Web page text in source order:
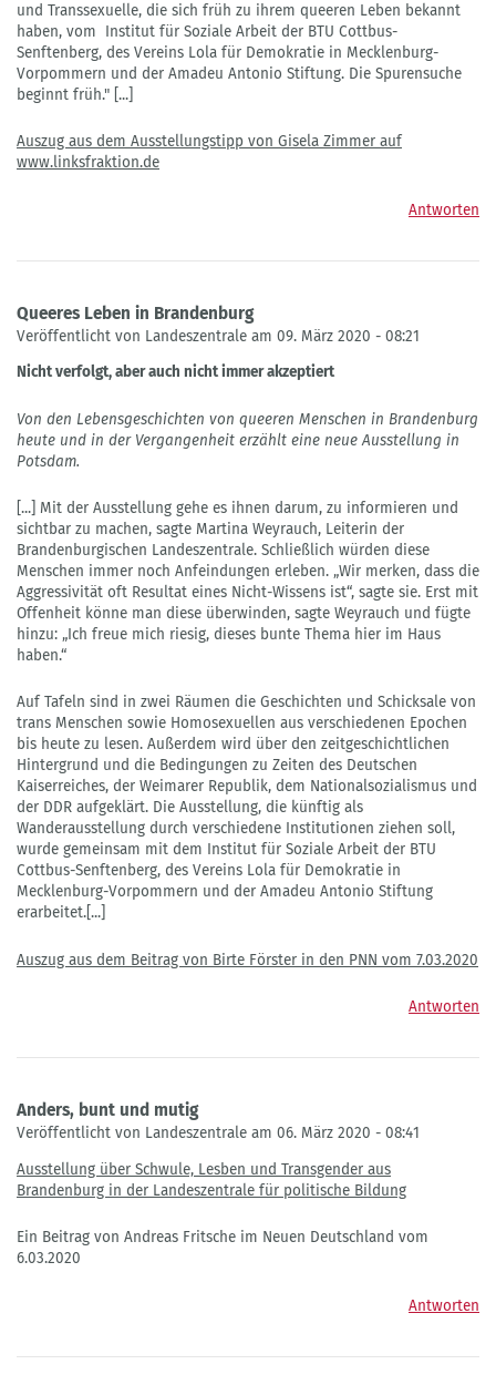
und Transsexuelle, die sich früh zu ihrem queeren Leben bekannt
haben, vom Institut für Soziale Arbeit der BTU Cottbus-
Senftenberg, des Vereins Lola für Demokratie in Mecklenburg-
Vorpommern und der Amadeu Antonio Stiftung. Die Spurensuche
beginnt früh." [...]
Auszug aus dem Ausstellungstipp von Gisela Zimmer auf
www.linksfraktion.de
Antworten
Queeres Leben in Brandenburg
Veröffentlicht von Landeszentrale am 09. März 2020 - 08:21
Nicht verfolgt, aber auch nicht immer akzeptiert
Von den Lebensgeschichten von queeren Menschen in Brandenburg
heute und in der Vergangenheit erzählt eine neue Ausstellung in
Potsdam.
[...] Mit der Ausstellung gehe es ihnen darum, zu informieren und
sichtbar zu machen, sagte Martina Weyrauch, Leiterin der
Brandenburgischen Landeszentrale. Schließlich würden diese
Menschen immer noch Anfeindungen erleben. „Wir merken, dass die
Aggressivität oft Resultat eines Nicht-Wissens ist“, sagte sie. Erst mit
Offenheit könne man diese überwinden, sagte Weyrauch und fügte
hinzu: „Ich freue mich riesig, dieses bunte Thema hier im Haus
haben.“
Auf Tafeln sind in zwei Räumen die Geschichten und Schicksale von
trans Menschen sowie Homosexuellen aus verschiedenen Epochen
bis heute zu lesen. Außerdem wird über den zeitgeschichtlichen
Hintergrund und die Bedingungen zu Zeiten des Deutschen
Kaiserreiches, der Weimarer Republik, dem Nationalsozialismus und
der DDR aufgeklärt. Die Ausstellung, die künftig als
Wanderausstellung durch verschiedene Institutionen ziehen soll,
wurde gemeinsam mit dem Institut für Soziale Arbeit der BTU
Cottbus-Senftenberg, des Vereins Lola für Demokratie in
Mecklenburg-Vorpommern und der Amadeu Antonio Stiftung
erarbeitet.[...]
Auszug aus dem Beitrag von Birte Förster in den PNN vom 7.03.2020
Antworten
Anders, bunt und mutig
Veröffentlicht von Landeszentrale am 06. März 2020 - 08:41
Ausstellung über Schwule, Lesben und Transgender aus
Brandenburg in der Landeszentrale für politische Bildung
Ein Beitrag von Andreas Fritsche im Neuen Deutschland vom
6.03.2020
Antworten